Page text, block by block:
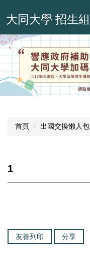
到
要
內
區
大同大學 招生組
首頁 出國交換懶人包
1
友善列印 分享